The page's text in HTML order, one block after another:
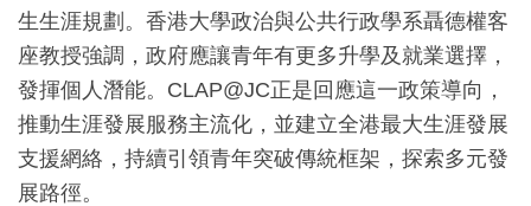
生生涯規劃。香港大學政治與公共行政學系聶德權客
座教授強調，政府應讓青年有更多升學及就業選擇，
發揮個人潛能。CLAP@JC正是回應這一政策導向，
推動生涯發展服務主流化，並建立全港最大生涯發展
支援網絡，持續引領青年突破傳統框架，探索多元發
展路徑。